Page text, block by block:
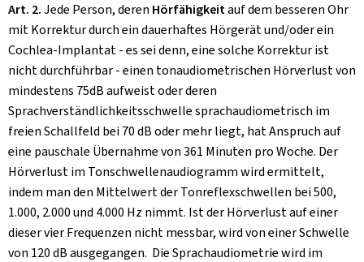
Art. 2.Jede Person, deren Hörfähigkeitauf dem besseren Ohr
mit Korrektur durch ein dauerhaftes Hörgerät und/oder ein
Cochlea-Implantat - es sei denn, eine solche Korrektur ist
nicht durchführbar - einen tonaudiometrischen Hörverlust von
mindestens 75dB aufweist oder deren
Sprachverständlichkeitsschwelle sprachaudiometrisch im
freien Schallfeld bei 70 dB oder mehr liegt, hat Anspruch auf
eine pauschale Übernahme von 361 Minuten pro Woche. Der
Hörverlust im Tonschwellenaudiogramm wird ermittelt,
indem man den Mittelwert der Tonreflexschwellen bei 500,
1.000, 2.000 und 4.000 Hz nimmt. Ist der Hörverlust auf einer
dieser vier Frequenzen nicht messbar, wird von einer Schwelle
von 120 dB ausgegangen. Die Sprachaudiometrie wird im